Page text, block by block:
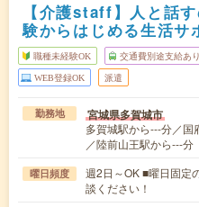
【介護staff】人と話
験からはじめる生活サ
職種未経験OK 交通費別途支給あり
WEB登録OK 派遣
勤務地 宮城県多賀城市
多賀城駅から---分／
／陸前山王駅から---分
曜日頻度
週2日～OK ■曜日固定
談ください！